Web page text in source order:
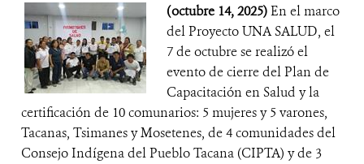
(octubre 14, 2025)En el marco
del Proyecto UNA SALUD, el
7 de octubre se realizó el
evento de cierre del Plan de
Capacitación en Salud y la
certificación de 10 comunarios: 5 mujeres y 5 varones,
Tacanas, Tsimanes y Mosetenes, de 4 comunidades del
Consejo Indígena del Pueblo Tacana (CIPTA) y de 3